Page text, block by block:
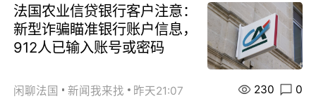
法国农业信贷银行客户注意：
新型诈骗瞄准银行账户信息，
912人已输入账号或密码
闲聊法国 新闻我来找 昨天21:07 230 0